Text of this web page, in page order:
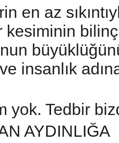
en az
kesiminin
insanlık
yok. Tedbir
AYDINLIĞA